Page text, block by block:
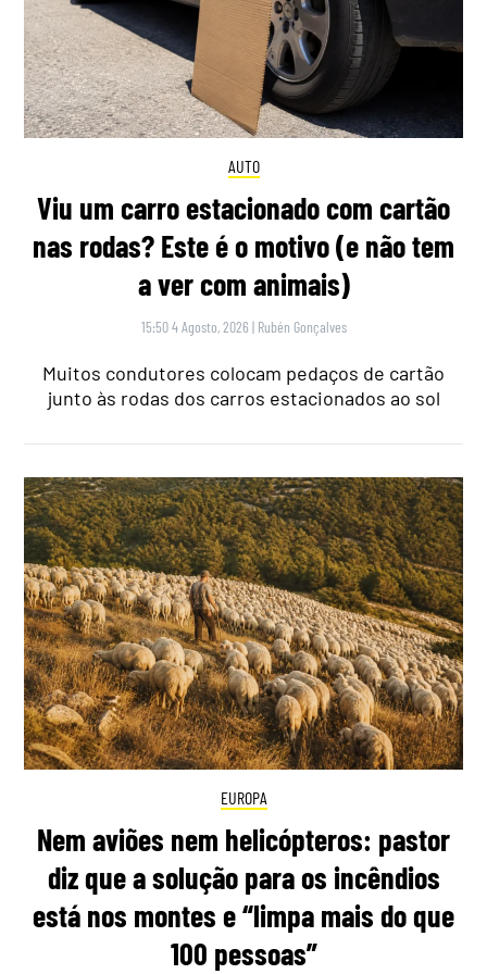
AUTO
Viu um carro estacionado com cartão
nas rodas? Este é o motivo (e não tem
a ver com animais)
15:50 4 Agosto, 2026 | Rubén Gonçalves
Muitos condutores colocam pedaços de cartão
junto às rodas dos carros estacionados ao sol
EUROPA
Nem aviões nem helicópteros: pastor
diz que a solução para os incêndios
está nos montes e “limpa mais do que
100 pessoas”